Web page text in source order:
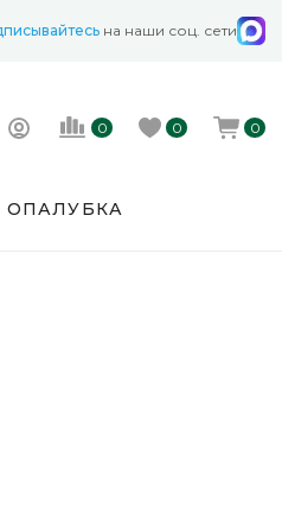
на наши соц. сети
0 0 0
ОПАЛУБКА